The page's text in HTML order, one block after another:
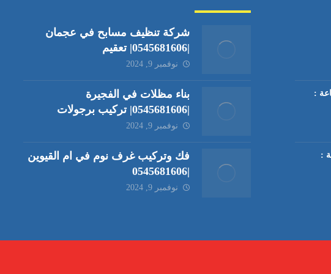
في رأس الخيمة 24 ساعة :
24 ساعة :
شركة تنظيف مسابح في عجمان
|0545681606| تعقيم
نوفمبر 9, 2024
بناء مظلات في الفجيرة
|0545681606| تركيب برجولات
نوفمبر 9, 2024
فك وتركيب غرف نوم في ام القيوين
|0545681606
نوفمبر 9, 2024